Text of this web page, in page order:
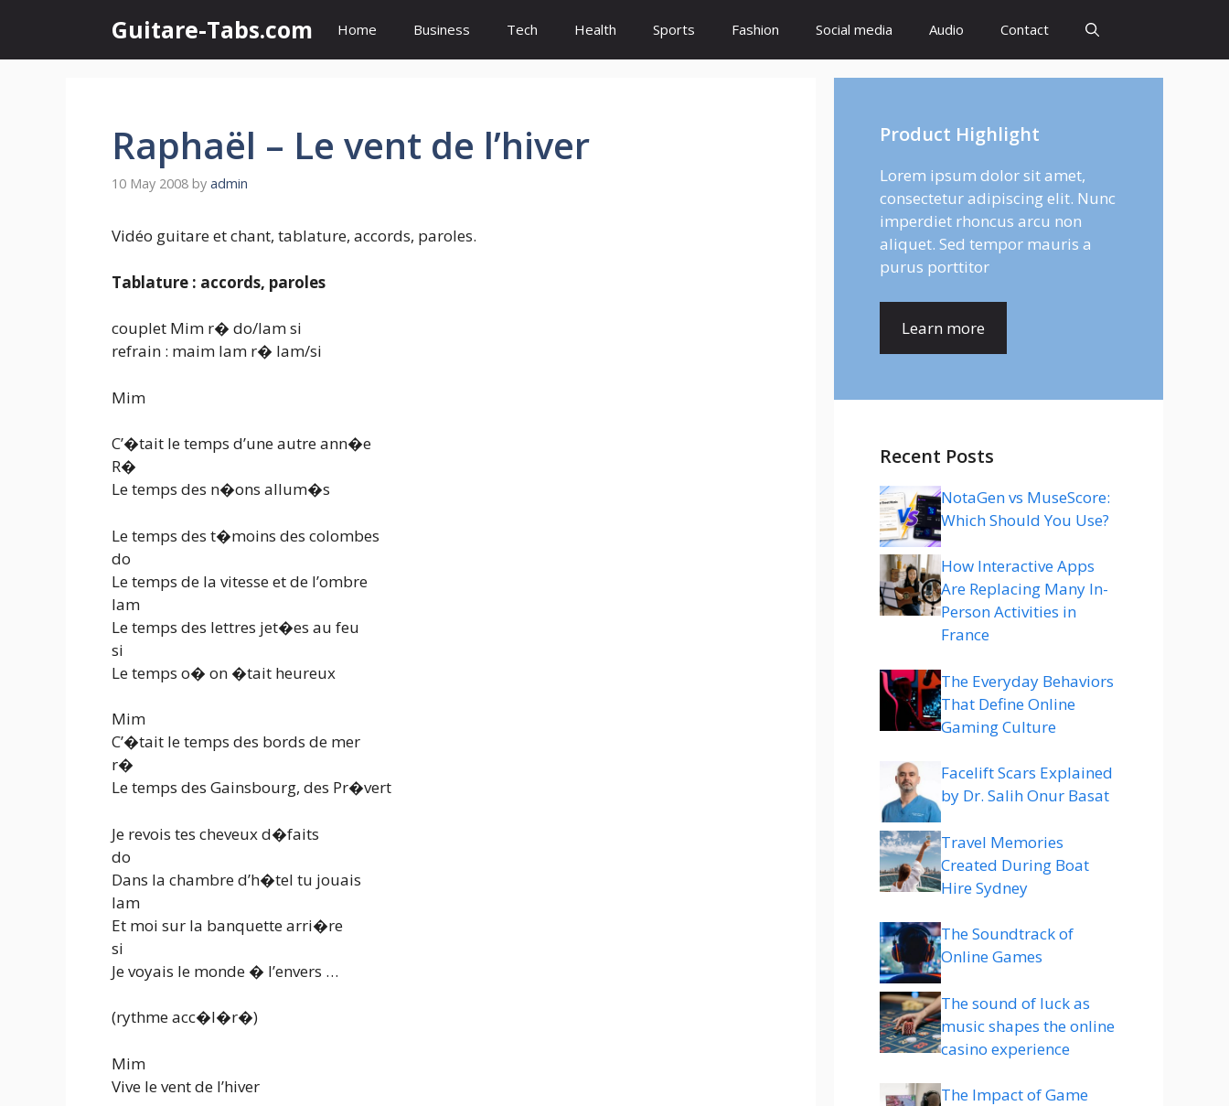
content
Guitare-Tabs.com Home Business Tech Health Sports Fashion Social media Audio Contact
Raphaël – Le vent de l’hiver
10 May 2008 by admin
Vidéo guitare et chant, tablature, accords, paroles.
Tablature : accords, paroles
couplet Mim r� do/lam si
refrain : maim lam r� lam/si
Mim
C’�tait le temps d’une autre ann�e
R�
Le temps des n�ons allum�s
Le temps des t�moins des colombes
do
Le temps de la vitesse et de l’ombre
lam
Le temps des lettres jet�es au feu
si
Le temps o� on �tait heureux
Mim
C’�tait le temps des bords de mer
r�
Le temps des Gainsbourg, des Pr�vert
Je revois tes cheveux d�faits
do
Dans la chambre d’h�tel tu jouais
lam
Et moi sur la banquette arri�re
si
Je voyais le monde � l’envers …
(rythme acc�l�r�)
Mim
Vive le vent de l’hiver
Product Highlight
Lorem ipsum dolor sit amet,
consectetur adipiscing elit. Nunc
imperdiet rhoncus arcu non
aliquet. Sed tempor mauris a
purus porttitor
Learn more
Recent Posts
NotaGen vs MuseScore:
Which Should You Use?
How Interactive Apps
Are Replacing Many In-
Person Activities in
France
The Everyday Behaviors
That Define Online
Gaming Culture
Facelift Scars Explained
by Dr. Salih Onur Basat
Travel Memories
Created During Boat
Hire Sydney
The Soundtrack of
Online Games
The sound of luck as
music shapes the online
casino experience
The Impact of Game